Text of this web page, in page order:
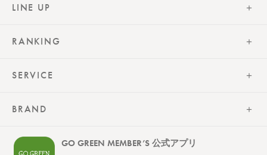
LINE UP
RANKING
SERVICE
BRAND
GO GREEN MEMBER’S 公式アプリ